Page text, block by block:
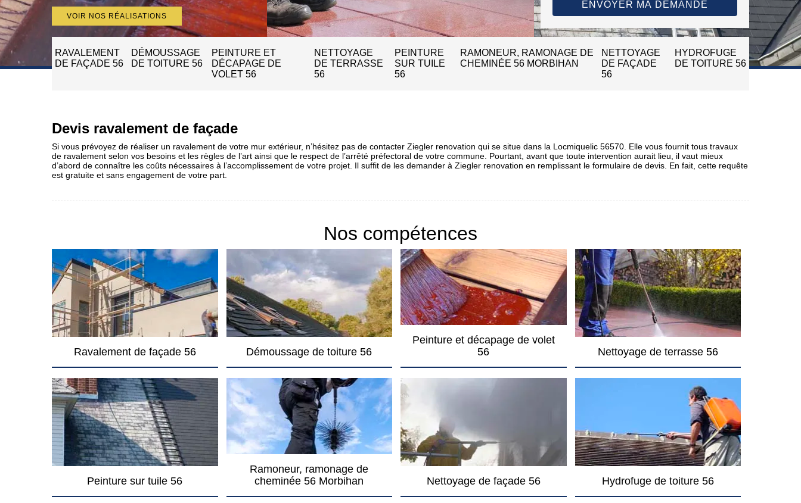
VOIR NOS RÉALISATIONS
RAVALEMENT
DE FAÇADE 56
DÉMOUSSAGE
DE TOITURE 56
PEINTURE ET
DÉCAPAGE DE
VOLET 56
NETTOYAGE
DE TERRASSE
56
PEINTURE
SUR TUILE
56
RAMONEUR, RAMONAGE DE
CHEMINÉE 56 MORBIHAN
NETTOYAGE
DE FAÇADE
56
HYDROFUGE
DE TOITURE 56
Devis ravalement de façade
Si vous prévoyez de réaliser un ravalement de votre mur extérieur, n’hésitez pas de contacter Ziegler renovation qui se situe dans la Locmiquelic 56570. Elle vous fournit tous travaux
de ravalement selon vos besoins et les règles de l’art ainsi que le respect de l’arrêté préfectoral de votre commune. Pourtant, avant que toute intervention aurait lieu, il vaut mieux
d’abord de connaître les coûts nécessaires à l’accomplissement de votre projet. Il suffit de les demander à Ziegler renovation en remplissant le formulaire de devis. En fait, cette requête
est gratuite et sans engagement de votre part.
Nos compétences
Ravalement de façade 56 Démoussage de toiture 56
Peinture et décapage de volet
56
Nettoyage de terrasse 56
Peinture sur tuile 56
Ramoneur, ramonage de
cheminée 56 Morbihan
Nettoyage de façade 56 Hydrofuge de toiture 56